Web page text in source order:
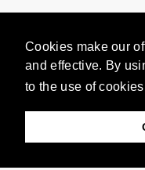
Cookies make our
and effective. By
to the use of